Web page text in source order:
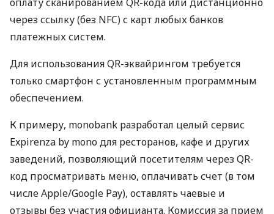
через ссылку (без NFC) с карт любых банков
платежных систем.
Для использования QR-эквайрингом требуется
только смартфон с установленным программным
обеспечением.
К примеру, monobank разработал целый сервис
Expirenza by mono для ресторанов, кафе и других
заведений, позволяющий посетителям через QR-
код просматривать меню, оплачивать счет (в том
числе Apple/Google Pay), оставлять чаевые и
отзывы без участия официанта. Комиссия за прием